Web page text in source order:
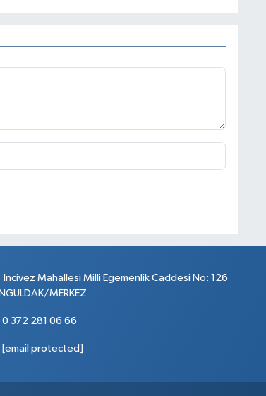
İncivez Mahallesi Milli Egemenlik Caddesi No: 126
MERKEZ
0 372 281 06 66
[email protected]